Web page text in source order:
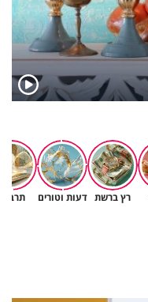
רץ ברשת דעות וטורים
איך לשלוט בסיטואציה בצורה